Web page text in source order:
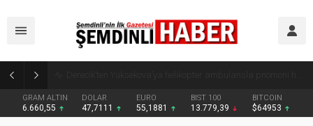
GRAM ALTIN
6.660,55
DOLAR
47,7111
EURO
55,1881
BIST 100
13.779,39
BITCOIN
$64953